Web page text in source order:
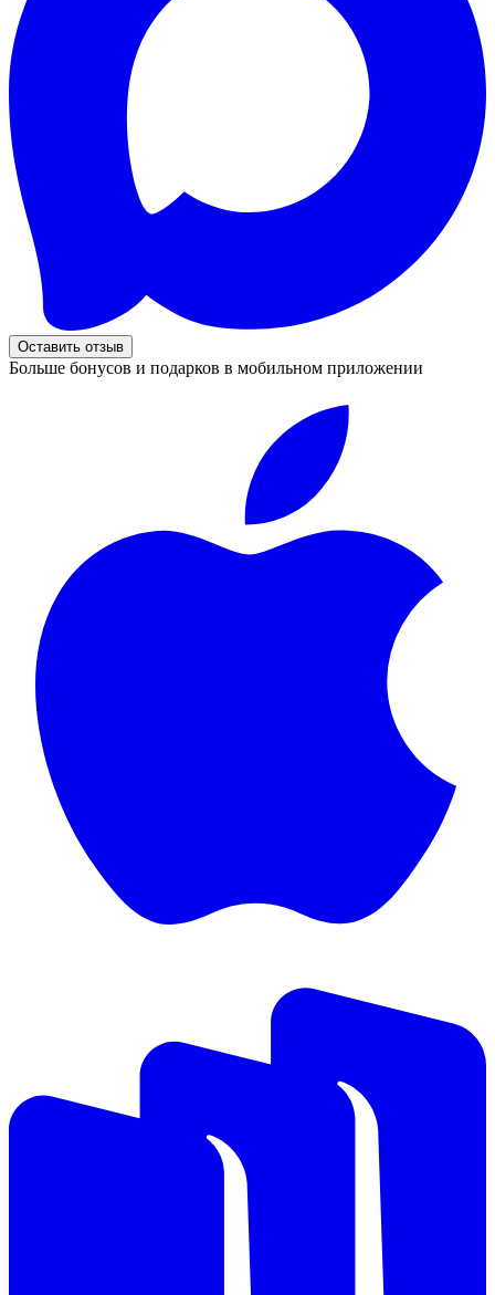
Оставить отзыв
Больше бонусов и подарков в мобильном приложении